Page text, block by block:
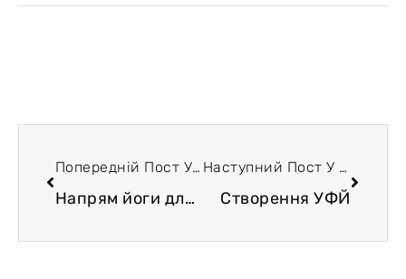
Попередній Пост У Блозі
Напрям йоги для вагітних — прасу-йога
Наступний Пост У Блозі
Створення УФЙ